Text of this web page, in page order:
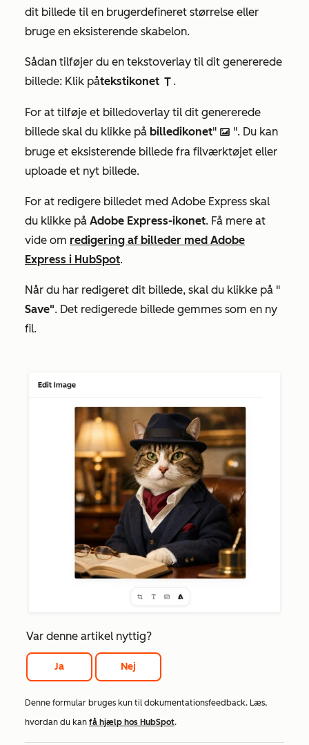
dit billede til en brugerdefineret størrelse eller
bruge en eksisterende skabelon.
Sådan tilføjer du en tekstoverlay til dit genererede
billede: Klik påtekstikonet textIcon .
For at tilføje et billedoverlay til dit genererede
billede skal du klikke på billedikonet" insertImageIcon ". Du kan
bruge et eksisterende billede fra filværktøjet eller
uploade et nyt billede.
For at redigere billedet med Adobe Express skal
du klikke på Adobe Express-ikonet. Få mere at
vide om redigering af billeder med Adobe
Express i HubSpot.
Når du har redigeret dit billede, skal du klikke på "
Save". Det redigerede billede gemmes som en ny
fil.
Var denne artikel nyttig?
Ja Nej
Denne formular bruges kun til dokumentationsfeedback. Læs,
hvordan du kan få hjælp hos HubSpot.